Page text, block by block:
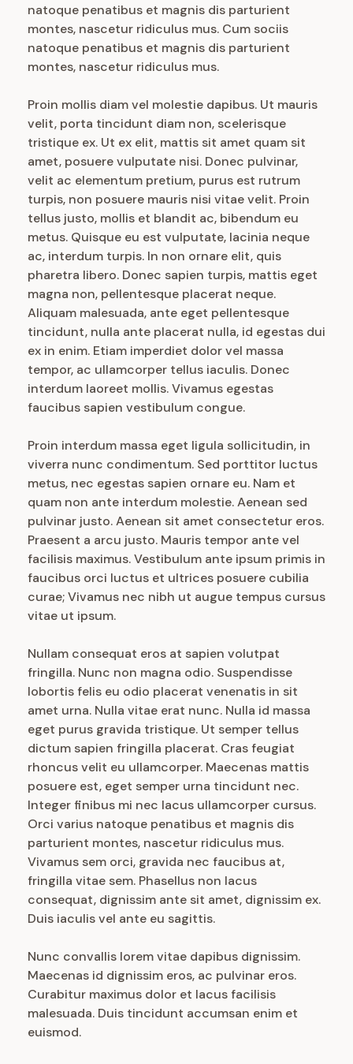
natoque penatibus et magnis dis parturient
montes, nascetur ridiculus mus. Cum sociis
natoque penatibus et magnis dis parturient
montes, nascetur ridiculus mus.
Proin mollis diam vel molestie dapibus. Ut mauris
velit, porta tincidunt diam non, scelerisque
tristique ex. Ut ex elit, mattis sit amet quam sit
amet, posuere vulputate nisi. Donec pulvinar,
velit ac elementum pretium, purus est rutrum
turpis, non posuere mauris nisi vitae velit. Proin
tellus justo, mollis et blandit ac, bibendum eu
metus. Quisque eu est vulputate, lacinia neque
ac, interdum turpis. In non ornare elit, quis
pharetra libero. Donec sapien turpis, mattis eget
magna non, pellentesque placerat neque.
Aliquam malesuada, ante eget pellentesque
tincidunt, nulla ante placerat nulla, id egestas dui
ex in enim. Etiam imperdiet dolor vel massa
tempor, ac ullamcorper tellus iaculis. Donec
interdum laoreet mollis. Vivamus egestas
faucibus sapien vestibulum congue.
Proin interdum massa eget ligula sollicitudin, in
viverra nunc condimentum. Sed porttitor luctus
metus, nec egestas sapien ornare eu. Nam et
quam non ante interdum molestie. Aenean sed
pulvinar justo. Aenean sit amet consectetur eros.
Praesent a arcu justo. Mauris tempor ante vel
facilisis maximus. Vestibulum ante ipsum primis in
faucibus orci luctus et ultrices posuere cubilia
curae; Vivamus nec nibh ut augue tempus cursus
vitae ut ipsum.
Nullam consequat eros at sapien volutpat
fringilla. Nunc non magna odio. Suspendisse
lobortis felis eu odio placerat venenatis in sit
amet urna. Nulla vitae erat nunc. Nulla id massa
eget purus gravida tristique. Ut semper tellus
dictum sapien fringilla placerat. Cras feugiat
rhoncus velit eu ullamcorper. Maecenas mattis
posuere est, eget semper urna tincidunt nec.
Integer finibus mi nec lacus ullamcorper cursus.
Orci varius natoque penatibus et magnis dis
parturient montes, nascetur ridiculus mus.
Vivamus sem orci, gravida nec faucibus at,
fringilla vitae sem. Phasellus non lacus
consequat, dignissim ante sit amet, dignissim ex.
Duis iaculis vel ante eu sagittis.
Nunc convallis lorem vitae dapibus dignissim.
Maecenas id dignissim eros, ac pulvinar eros.
Curabitur maximus dolor et lacus facilisis
malesuada. Duis tincidunt accumsan enim et
euismod.